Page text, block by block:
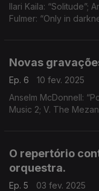
Ilari Kaila: “Solitude”;
Fulmer: “Only in
Novas
Ep. 6
10 fev. 2025
Anselm McDonnell:
Music 2; V. The
O repertório
orquestra.
Ep. 5
03 fev. 2025